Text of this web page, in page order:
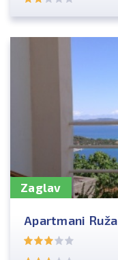
Zaglav
Apartmani Ruža